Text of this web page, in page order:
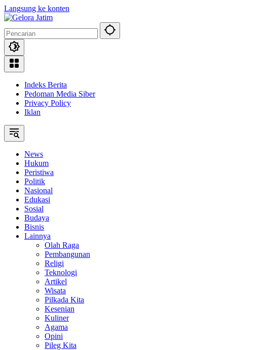
Langsung ke konten
Indeks Berita
Pedoman Media Siber
Privacy Policy
Iklan
News
Hukum
Peristiwa
Politik
Nasional
Edukasi
Sosial
Budaya
Bisnis
Lainnya
Olah Raga
Pembangunan
Religi
Teknologi
Artikel
Wisata
Pilkada Kita
Kesenian
Kuliner
Agama
Opini
Pileg Kita